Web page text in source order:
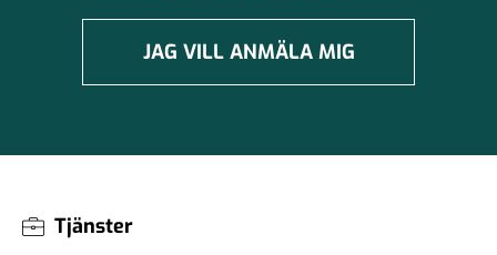
JAG VILL ANMÄLA MIG
Tjänster